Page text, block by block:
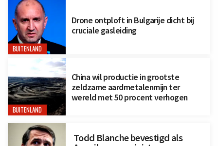
BUITENLAND
Drone ontploft in Bulgarije dicht bij
cruciale gasleiding
BUITENLAND
China wil productie in grootste
zeldzame aardmetalenmijn ter
wereld met 50 procent verhogen
Todd Blanche bevestigd als